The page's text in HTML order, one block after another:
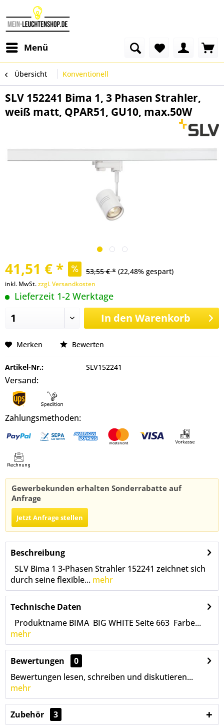
Menü
Übersicht Konventionell
SLV 152241 Bima 1, 3 Phasen Strahler,
weiß matt, QPAR51, GU10, max.50W
41,51 € * 53,55 € * (22,48% gespart)
inkl. MwSt.zzgl. Versandkosten
Lieferzeit 1-2 Werktage
In den Warenkorb
Merken Bewerten
Artikel-Nr.: SLV152241
Versand:
Zahlungsmethoden:
Gewerbekunden erhalten Sonderrabatte auf
Anfrage
Jetzt Anfrage stellen
Beschreibung
SLV Bima 1 3-Phasen Strahler 152241 zeichnet sich
durch seine flexible... mehr
Technische Daten
Produktname BIMA BIG WHITE Seite 663 Farbe...
mehr
Bewertungen
0
Bewertungen lesen, schreiben und diskutieren...
mehr
Zubehör 3